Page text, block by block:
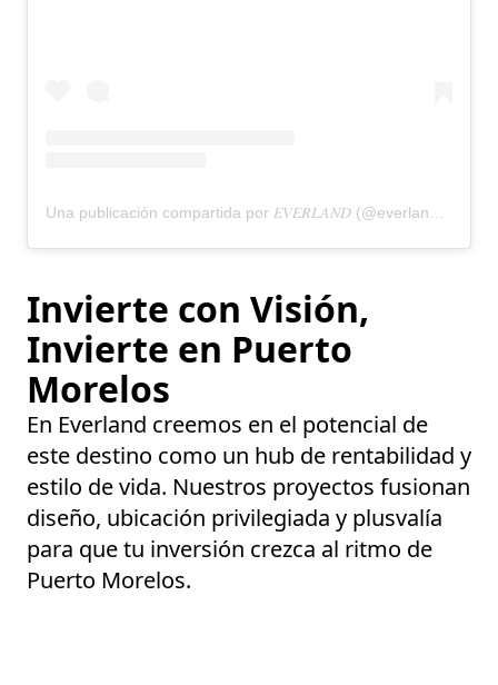
Invierte con Visión,
Invierte en Puerto
Morelos
En Everland creemos en el potencial de
este destino como un hub de rentabilidad y
estilo de vida. Nuestros proyectos fusionan
diseño, ubicación privilegiada y plusvalía
para que tu inversión crezca al ritmo de
Puerto Morelos.